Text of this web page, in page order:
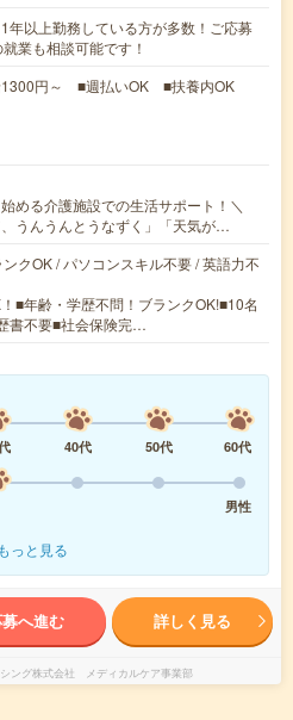
1年以上勤務している方が多数！ご応募
業も相談可能です！
1300円～ ■週払いOK ■扶養内OK
める介護施設での生活サポート！＼
、うんうんとうなずく」「天気が…
クOK / パソコンスキル不要 / 英語力不
■年齢・学歴不問！ブランクOK!■10名
書不要■社会保険完…
40代 50代
60代
男性
もっと見る
へ進む 詳しく見る
ング株式会社 メディカルケア事業部